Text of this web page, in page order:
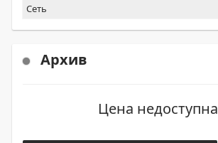
Сеть
Архив
Цена недоступна